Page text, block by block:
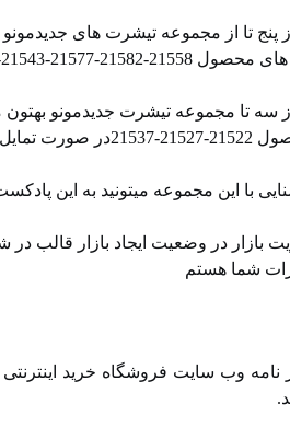
تا از مجموعه تیشرت های
⁠پیج اینستاگرام⁠ و ⁠کانال تلگرام⁠ ما را […]
تا مجموعه تیشرت جدیدمونو بهتون
هم دنبال کنید
با این مجموعه میتونید به این
بازار در وضعیت ایجاد بازار قالب
شما هستم
وب سایت فروشگاه خرید